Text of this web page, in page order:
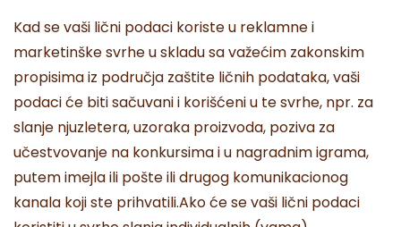
Kad se vaši lični podaci koriste u reklamne i
marketinške svrhe u skladu sa važećim zakonskim
propisima iz područja zaštite ličnih podataka, vaši
podaci će biti sačuvani i korišćeni u te svrhe, npr. za
slanje njuzletera, uzoraka proizvoda, poziva za
učestvovanje na konkursima i u nagradnim igrama,
putem imejla ili pošte ili drugog komunikacionog
kanala koji ste prihvatili.Ako će se vaši lični podaci